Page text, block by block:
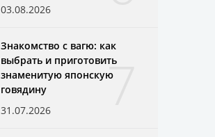
03.08.2026
7
Знакомство с вагю: как
выбрать и приготовить
знаменитую японскую
говядину
31.07.2026